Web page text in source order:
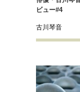
ビュー#4
古川琴音